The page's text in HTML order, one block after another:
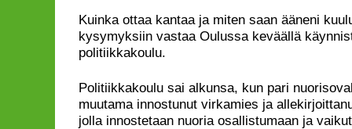
Kuinka ottaa kantaa ja miten saan ääneni
kysymyksiin vastaa Oulussa keväällä
politiikkakoulu.
Politiikkakoulu sai alkunsa, kun pari
muutama innostunut virkamies ja
jolla innostetaan nuoria osallistumaan ja